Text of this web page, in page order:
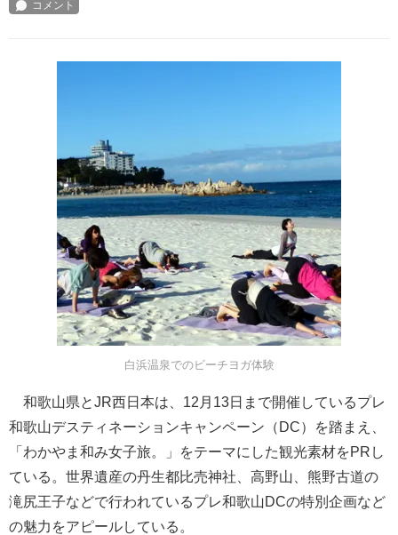
白浜温泉でのビーチヨガ体験
和歌山県とJR西日本は、12月13日まで開催しているプレ
和歌山デスティネーションキャンペーン（DC）を踏まえ、
「わかやま和み女子旅。」をテーマにした観光素材をPRし
ている。世界遺産の丹生都比売神社、高野山、熊野古道の
滝尻王子などで行われているプレ和歌山DCの特別企画など
の魅力をアピールしている。